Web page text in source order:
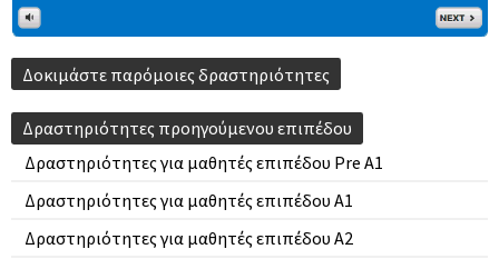
Δραστηριότητες για μαθητές επιπέδου Pre A1
Δραστηριότητες για μαθητές επιπέδου A1
Δραστηριότητες για μαθητές επιπέδου A2
Δοκιμάστε παρόμοιες δραστηριότητες
Δραστηριότητες προηγούμενου επιπέδου